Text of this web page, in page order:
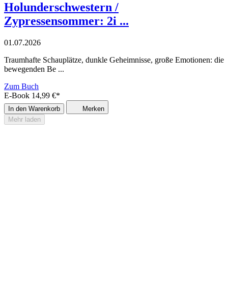
Holunderschwestern /
Zypressensommer: 2i ...
01.07.2026
Traumhafte Schauplätze, dunkle Geheimnisse, große Emotionen: die
bewegenden Be ...
Zum Buch
E-Book 14,99 €*
In den Warenkorb
Merken
Mehr laden